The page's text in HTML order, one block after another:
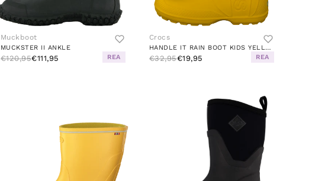
Muckboot
MUCKSTER II ANKLE
€120,95€111,95 REA
Crocs
HANDLE IT RAIN BOOT KIDS YELLOW
€32,95€19,95 REA